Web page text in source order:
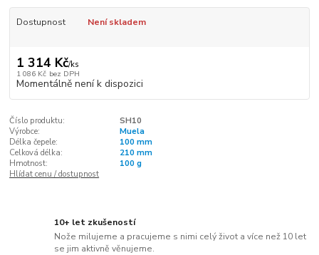
Dostupnost Není skladem
1 314 Kč/ks
1 086 Kč bez DPH
Momentálně není k dispozici
Číslo produktu:
SH10
Výrobce:
Muela
Délka čepele:
100 mm
Celková délka:
210 mm
Hmotnost:
100 g
Hlídat cenu / dostupnost
10+ let zkušeností
Nože milujeme a pracujeme s nimi celý život a více než 10 let
se jim aktivně věnujeme.